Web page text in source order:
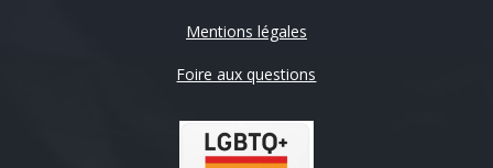
Mentions légales
Foire aux questions